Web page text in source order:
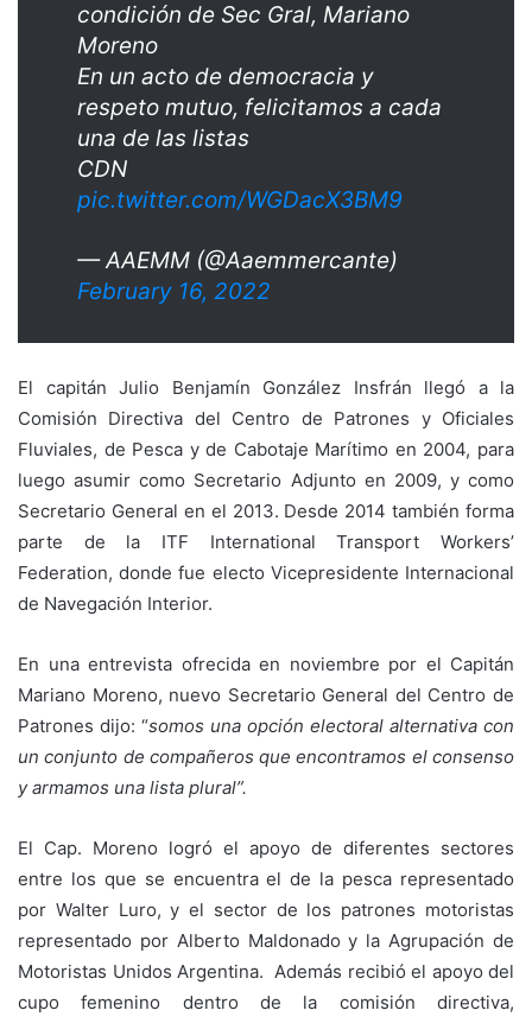
condición de Sec Gral, Mariano
Moreno
En un acto de democracia y
respeto mutuo, felicitamos a cada
una de las listas
CDN
pic.twitter.com/WGDacX3BM9
— AAEMM (@Aaemmercante)
February 16, 2022
El capitán Julio Benjamín González Insfrán llegó a la
Comisión Directiva del Centro de Patrones y Oficiales
Fluviales, de Pesca y de Cabotaje Marítimo en 2004, para
luego asumir como Secretario Adjunto en 2009, y como
Secretario General en el 2013. Desde 2014 también forma
parte de la ITF International Transport Workers’
Federation, donde fue electo Vicepresidente Internacional
de Navegación Interior.
En una entrevista ofrecida en noviembre por el Capitán
Mariano Moreno, nuevo Secretario General del Centro de
Patrones dijo: “somos una opción electoral alternativa con
un conjunto de compañeros que encontramos el consenso
y armamos una lista plural”.
El Cap. Moreno logró el apoyo de diferentes sectores
entre los que se encuentra el de la pesca representado
por Walter Luro, y el sector de los patrones motoristas
representado por Alberto Maldonado y la Agrupación de
Motoristas Unidos Argentina. Además recibió el apoyo del
cupo femenino dentro de la comisión directiva,